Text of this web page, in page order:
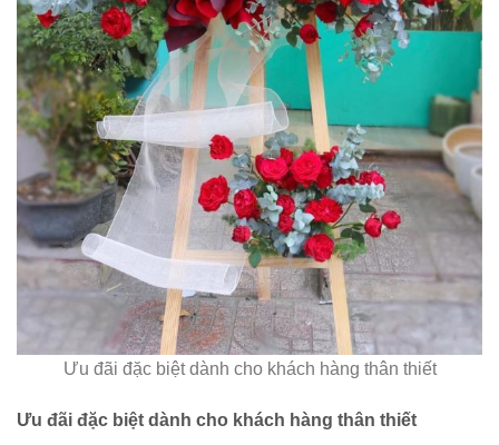
Ưu đãi đặc biệt dành cho khách hàng thân thiết
Ưu đãi đặc biệt dành cho khách hàng thân thiết